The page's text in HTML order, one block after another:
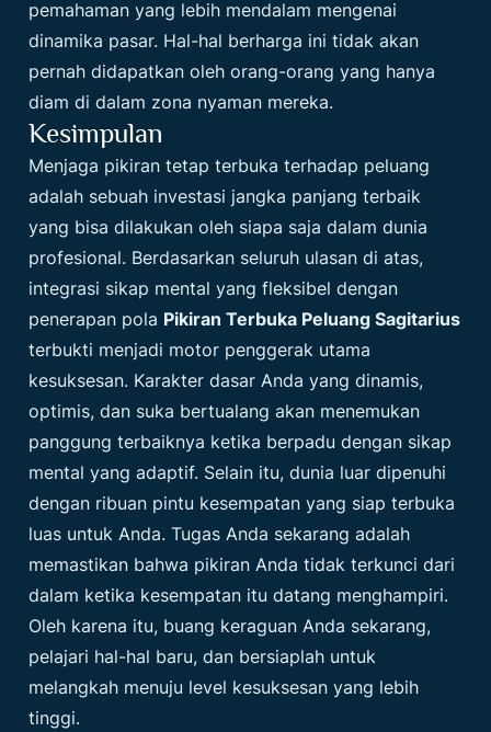
pemahaman yang lebih mendalam mengenai
dinamika pasar. Hal-hal berharga ini tidak akan
pernah didapatkan oleh orang-orang yang hanya
diam di dalam zona nyaman mereka.
Kesimpulan
Menjaga pikiran tetap terbuka terhadap peluang
adalah sebuah investasi jangka panjang terbaik
yang bisa dilakukan oleh siapa saja dalam dunia
profesional. Berdasarkan seluruh ulasan di atas,
integrasi sikap mental yang fleksibel dengan
penerapan pola Pikiran Terbuka Peluang Sagitarius
terbukti menjadi motor penggerak utama
kesuksesan. Karakter dasar Anda yang dinamis,
optimis, dan suka bertualang akan menemukan
panggung terbaiknya ketika berpadu dengan sikap
mental yang adaptif. Selain itu, dunia luar dipenuhi
dengan ribuan pintu kesempatan yang siap terbuka
luas untuk Anda. Tugas Anda sekarang adalah
memastikan bahwa pikiran Anda tidak terkunci dari
dalam ketika kesempatan itu datang menghampiri.
Oleh karena itu, buang keraguan Anda sekarang,
pelajari hal-hal baru, dan bersiaplah untuk
melangkah menuju level kesuksesan yang lebih
tinggi.